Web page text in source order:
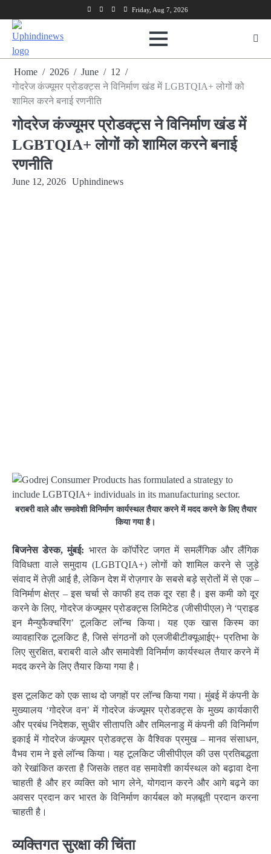
to
content
Facebook
TwitterYoutubeLinkedin
Friday, Aug 7, 2026
Home 2026 June
12
गोदरेज कंज्यूमर प्रोडक्ट्स ने विनिर्माण खंड में LGBTQIA+ लोगों को
शामिल करने बनाई रणनीति
गोदरेज कंज्यूमर प्रोडक्ट्स ने विनिर्माण खंड में
LGBTQIA+ लोगों को शामिल करने बनाई
रणनीति
June 12, 2026 Uphindinews
बराबरी वाले और समावेशी विनिर्माण कार्यस्थल तैयार करने में मदद करने के लिए तैयार
किया गया है।
बिजनेस डेस्क, मुंबई: भारत के कॉर्पोरेट जगत में समलैंगिक और लैंगिक
विविधता वाले समुदाय (LGBTQIA+) लोगों को शामिल करने से जुड़े
संवाद में तेज़ी आई है, लेकिन देश में रोज़गार के सबसे बड़े स्रोतों में से एक –
विनिर्माण क्षेत्र – इस चर्चा से काफी हद तक दूर रहा है। इस कमी को दूर
करने के लिए, गोदरेज कंज्यूमर प्रोडक्ट्स लिमिटेड (जीसीपीएल) ने ‘प्राइड
इन मैन्युफैक्चरिंग’ टूलकिट लॉन्च किया। यह एक खास किस्म का
व्यावहारिक टूलकिट है, जिसे संगठनों को एलजीबीटीक्यूआईए+ प्रतिभा के
लिए सुरक्षित, बराबरी वाले और समावेशी विनिर्माण कार्यस्थल तैयार करने में
मदद करने के लिए तैयार किया गया है।
इस टूलकिट को एक साथ दो जगहों पर लॉन्च किया गया। मुंबई में कंपनी के
मुख्यालय ‘गोदरेज वन’ में गोदरेज कंज्यूमर प्रोडक्ट्स के मुख्य कार्यकारी
और प्रबंध निदेशक, सुधीर सीतापति और तमिलनाडु में कंपनी की विनिर्माण
इकाई में गोदरेज कंज्यूमर प्रोडक्ट्स के वैश्विक प्रमुख – मानव संसाधन,
वैभव राम ने इसे लॉन्च किया। यह टूलकिट जीसीपीएल की उस प्रतिबद्धता
को रेखांकित करता है जिसके तहत वह समावेशी कार्यस्थल को बढ़ावा देना
चाहती है और हर व्यक्ति को भाग लेने, योगदान करने और आगे बढ़ने का
अवसर प्रदान कर भारत के विनिर्माण कार्यबल को मज़बूती प्रदान करना
चाहती है।
व्यक्तिगत सुरक्षा की चिंता